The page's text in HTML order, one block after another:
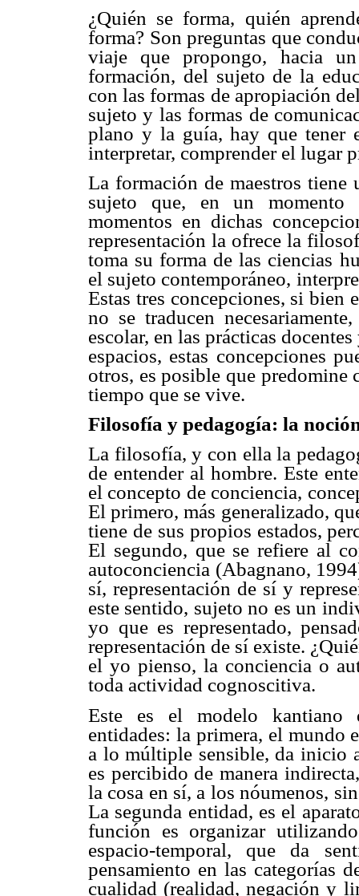
¿Quién se forma, quién
forma? Son preguntas que
viaje que propongo, hacia
formación, del sujeto de la
con las formas de apropiación
sujeto y las formas de
plano y la guía, hay que tener
interpretar, comprender el lugar
La formación de maestros
sujeto que, en un momento
momentos en dichas
representación la ofrece la
toma su forma de las ciencias
el sujeto contemporáneo,
Estas tres concepciones, si bien
no se traducen
escolar, en las prácticas
espacios, estas concepciones
otros, es posible que
tiempo que se vive.
Filosofía y pedagogía: la
La filosofía, y con ella la
de entender al hombre. Este
el concepto de conciencia,
El primero, más generalizado,
tiene de sus propios estados,
El segundo, que se refiere al
autoconciencia (Abagnano,
sí, representación de sí y
este sentido, sujeto no es un
yo que es representado,
representación de sí existe.
el yo pienso, la conciencia o
toda actividad cognoscitiva.
Este es el modelo kantiano
entidades: la primera, el mundo
a lo múltiple sensible, da inicio
es percibido de manera
la cosa en sí, a los nóumenos,
La segunda entidad, es el
función es organizar
espacio-temporal, que da
pensamiento en las categorías
cualidad (realidad, negación y